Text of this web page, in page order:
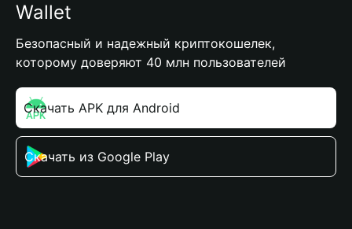
Wallet
Безопасный и надежный криптокошелек,
которому доверяют 40 млн пользователей
Скачать APK для Android
Скачать из Google Play